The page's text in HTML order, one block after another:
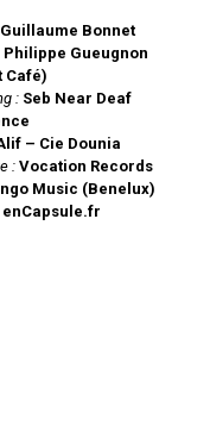
Guillaume Bonnet
Philippe Gueugnon
Café)
: Seb Near Deaf
– Cie Dounia
: Vocation Records
Music (Benelux)